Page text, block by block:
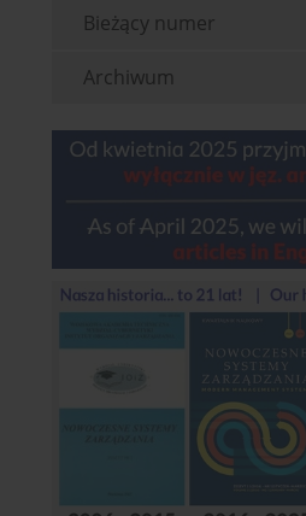
Bieżący numer
Archiwum